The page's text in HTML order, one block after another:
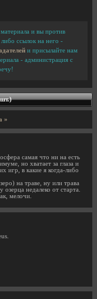
и вы против
ссылок на него -
и присылайте нам
- администрация с
»
самая что ни на есть
но хватает за глаза и
игр, в какие я когда-либо
на траве, ну или трава
недалеко от старта.
мелочи.